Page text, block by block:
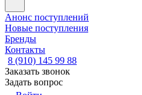
Анонс поступлений
Новые поступления
Бренды
Контакты
8 (910) 145 99 88
Заказать звонок
Задать вопрос